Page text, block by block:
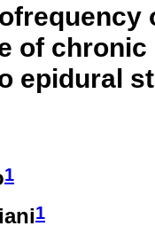
of
epidural
1
1